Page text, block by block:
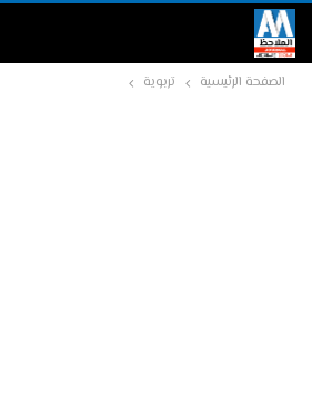
الصفحة الرئيسية تربوية